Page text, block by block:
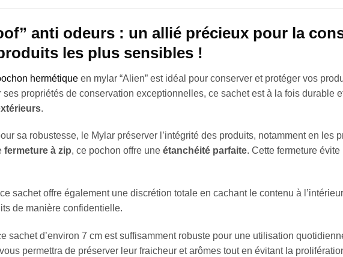
anti odeurs : un allié précieux pour la
les plus sensibles !
hermétique en mylar “Alien” est idéal pour conserver et protéger vos
ses propriétés de conservation exceptionnelles, ce sachet est à la fois durable
.
sa robustesse, le Mylar préserver l’intégrité des produits, notamment en les
fermeture à zip, ce pochon offre une étanchéité parfaite. Cette fermeture
sachet offre également une discrétion totale en cachant le contenu à
de manière confidentielle.
sachet d’environ 7 cm est suffisamment robuste pour une utilisation
permettra de préserver leur fraicheur et arômes tout en évitant la